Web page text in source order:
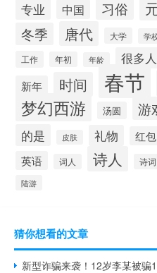
专业 中国 习俗
冬季 唐代 大学 学
工作 年初 年龄 很多人
新年 时间 春节
梦幻西游 汤圆 游
的是 皮肤 礼物 红包
英语 词人 诗人 诗词
陆游
猜你想看的文章
新型诈骗来袭！12岁李某被骗